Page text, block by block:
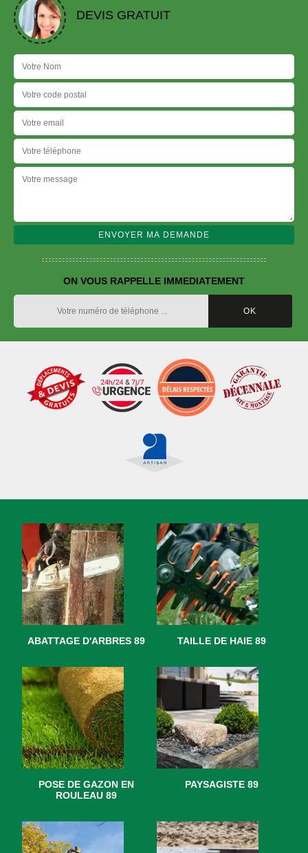
DEVIS GRATUIT
ON VOUS RAPPELLE IMMEDIATEMENT
ABATTAGE D'ARBRES 89 TAILLE DE HAIE 89
POSE DE GAZON EN
ROULEAU 89
PAYSAGISTE 89